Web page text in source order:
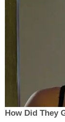
How Did They